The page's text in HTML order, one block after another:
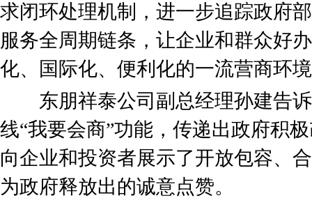
求闭环处理机制，进一步追踪政府
服务全周期链条，让企业和群众好
化、国际化、便利化的一流营商环
东朋祥泰公司副总经理孙建告诉
线“我要会商”功能，传递出政府积
向企业和投资者展示了开放包容、
为政府释放出的诚意点赞。